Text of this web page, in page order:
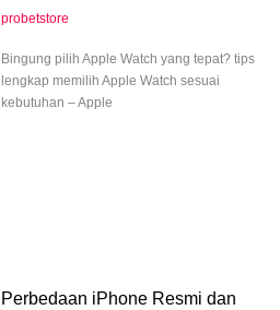
probetstore
Bingung pilih Apple Watch yang tepat? tips
lengkap memilih Apple Watch sesuai
kebutuhan – Apple
Perbedaan iPhone Resmi dan